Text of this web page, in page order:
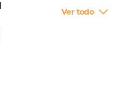
Ver todo